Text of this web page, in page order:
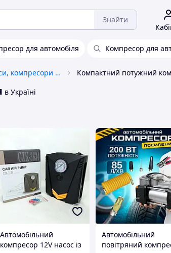
Знайти
для автомобіля Компресор для
Автомобільні насоси, компресори та манометри
в Україні
Автомобільний
компресор 12V насос із
Автомобільний
повітряний